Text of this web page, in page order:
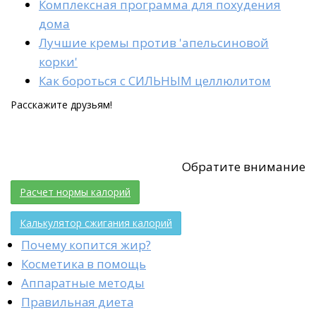
Комплексная программа для похудения
дома
Лучшие кремы против 'апельсиновой
корки'
Как бороться с СИЛЬНЫМ целлюлитом
Расскажите друзьям!
Обратите внимание
Расчет нормы калорий
Калькулятор сжигания калорий
Почему копится жир?
Косметика в помощь
Аппаратные методы
Правильная диета